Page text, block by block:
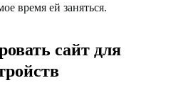
время ей заняться.
сайт для